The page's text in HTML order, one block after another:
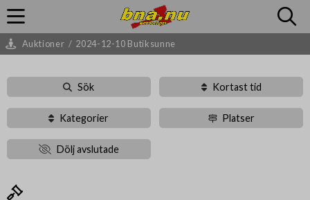
Auktioner / 2024-12-10 Butiksunne
Sök Kortast tid
Kategorier Platser
Dölj avslutade